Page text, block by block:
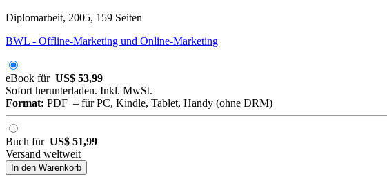
Diplomarbeit, 2005, 159 Seiten
BWL - Offline-Marketing und Online-Marketing
eBook für US$ 53,99
Sofort herunterladen. Inkl. MwSt.
Format: PDF – für PC, Kindle, Tablet, Handy (ohne DRM)
Buch für US$ 51,99
Versand weltweit
In den Warenkorb